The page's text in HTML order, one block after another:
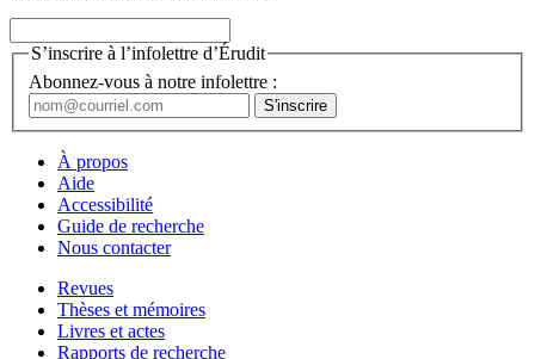
S’inscrire à l’infolettre d’Érudit
Abonnez-vous à notre infolettre :
À propos
Aide
Accessibilité
Guide de recherche
Nous contacter
Revues
Thèses et mémoires
Livres et actes
Rapports de recherche